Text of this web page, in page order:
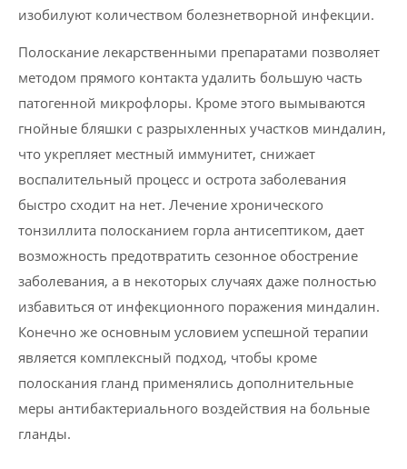
изобилуют количеством болезнетворной инфекции.
Полоскание лекарственными препаратами позволяет
методом прямого контакта удалить большую часть
патогенной микрофлоры. Кроме этого вымываются
гнойные бляшки с разрыхленных участков миндалин,
что укрепляет местный иммунитет, снижает
воспалительный процесс и острота заболевания
быстро сходит на нет. Лечение хронического
тонзиллита полосканием горла антисептиком, дает
возможность предотвратить сезонное обострение
заболевания, а в некоторых случаях даже полностью
избавиться от инфекционного поражения миндалин.
Конечно же основным условием успешной терапии
является комплексный подход, чтобы кроме
полоскания гланд применялись дополнительные
меры антибактериального воздействия на больные
гланды.